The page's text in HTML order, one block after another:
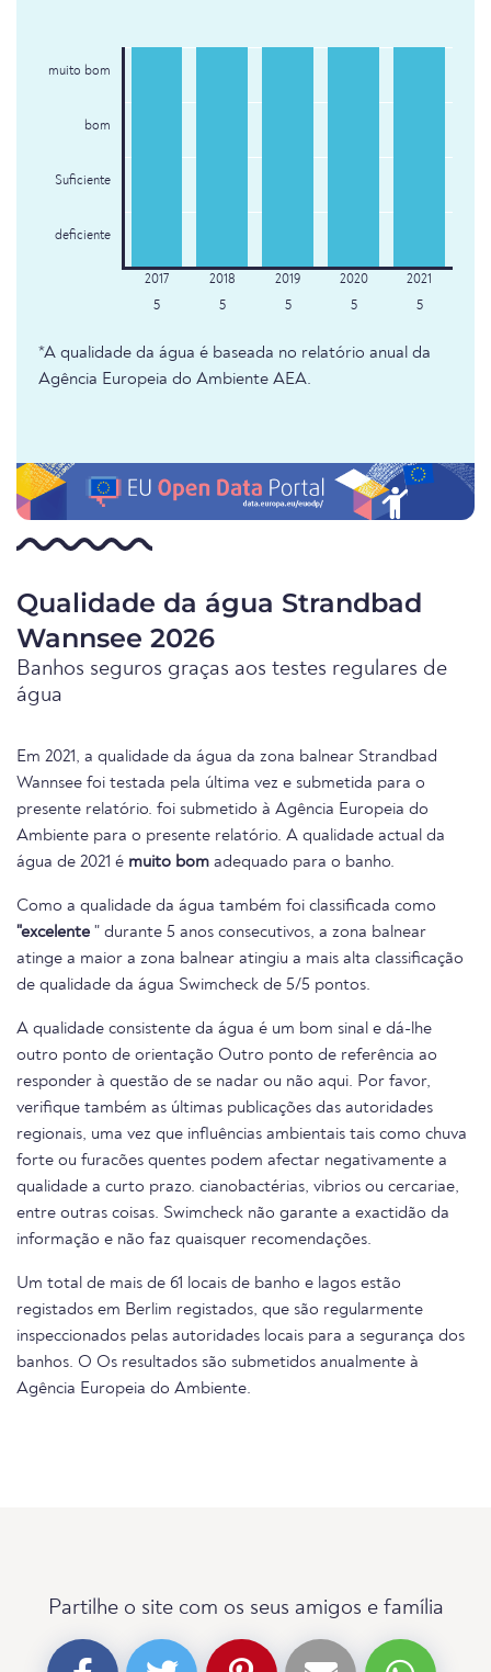
muito bom
bom
Suficiente
deficiente
5 5 5 5 5
*A qualidade da água é baseada no relatório anual da
Agência Europeia do Ambiente AEA.
Qualidade da água Strandbad
Wannsee 2026
Banhos seguros graças aos testes regulares de
água
Em 2021, a qualidade da água da zona balnear Strandbad
Wannsee foi testada pela última vez e submetida para o
presente relatório. foi submetido à Agência Europeia do
Ambiente para o presente relatório. A qualidade actual da
água de 2021 é muito bom adequado para o banho.
Como a qualidade da água também foi classificada como
"excelente " durante 5 anos consecutivos, a zona balnear
atinge a maior a zona balnear atingiu a mais alta classificação
de qualidade da água Swimcheck de 5/5 pontos.
A qualidade consistente da água é um bom sinal e dá-lhe
outro ponto de orientação Outro ponto de referência ao
responder à questão de se nadar ou não aqui. Por favor,
verifique também as últimas publicações das autoridades
regionais, uma vez que influências ambientais tais como chuva
forte ou furacões quentes podem afectar negativamente a
qualidade a curto prazo. cianobactérias, vibrios ou cercariae,
entre outras coisas. Swimcheck não garante a exactidão da
informação e não faz quaisquer recomendações.
Um total de mais de 61 locais de banho e lagos estão
registados em Berlim registados, que são regularmente
inspeccionados pelas autoridades locais para a segurança dos
banhos. O Os resultados são submetidos anualmente à
Agência Europeia do Ambiente.
Partilhe o site com os seus amigos e família